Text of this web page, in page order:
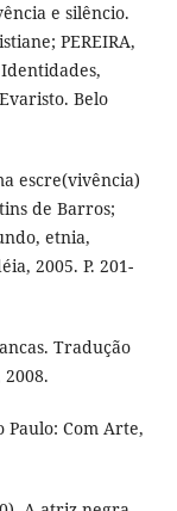
e silêncio.
PEREIRA,
Belo
escre(vivência)
de Barros;
etnia,
2005. P. 201-
Tradução
Paulo: Com Arte,